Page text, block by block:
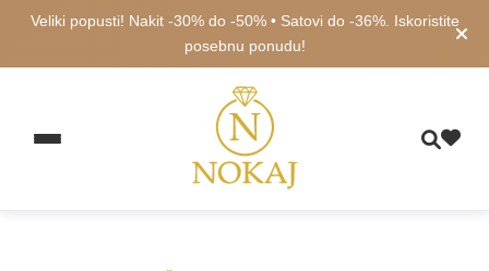
Veliki popusti! Nakit -30% do -50% • Satovi do -36%. Iskoristite
posebnu ponudu!